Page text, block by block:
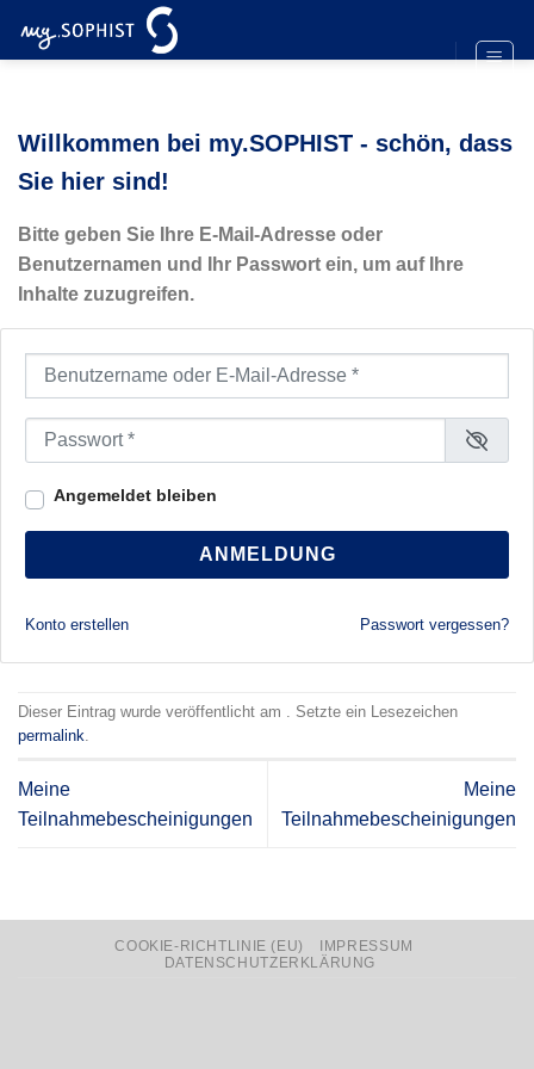
Inhalt
Willkommen bei my.SOPHIST - schön, dass
Sie hier sind!
Bitte geben Sie Ihre E-Mail-Adresse oder
Benutzernamen und Ihr Passwort ein, um auf Ihre
Inhalte zuzugreifen.
Benutzername oder E-Mail-Adresse
Passwort
Angemeldet bleiben
ANMELDUNG
Konto erstellen Passwort vergessen?
Dieser Eintrag wurde veröffentlicht am . Setzte ein Lesezeichen
permalink.
Meine
Teilnahmebescheinigungen
Meine
Teilnahmebescheinigungen
COOKIE-RICHTLINIE (EU)
IMPRESSUM
DATENSCHUTZERKLÄRUNG